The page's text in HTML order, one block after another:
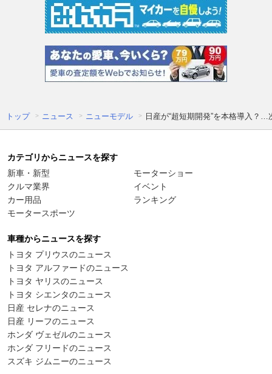
トップ ニュース ニューモデル 日産が“超短期開発”を本格導入？
カテゴリからニュースを探す
新車・新型
クルマ業界
カー用品
モータースポーツ
モーターショー
イベント
ランキング
車種からニュースを探す
トヨタ プリウスのニュース
トヨタ アルファードのニュース
トヨタ ヤリスのニュース
トヨタ シエンタのニュース
日産 セレナのニュース
日産 リーフのニュース
ホンダ ヴェゼルのニュース
ホンダ フリードのニュース
スズキ ジムニーのニュース